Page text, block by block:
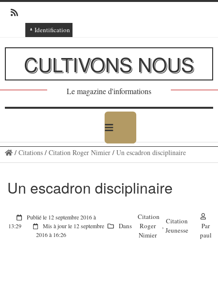
Identification
Connexion
Connexion via Facebook
Inscription
Ajout texte ou poème
CULTIVONS NOUS
Le magazine d'informations
/ Citations/ Citation Roger Nimier/ Un escadron disciplinaire
Un escadron disciplinaire
Publié le 12 septembre 2016 à
13:29
Mis à jour le 12 septembre
2016 à 16:26
Dans
Citation
Roger
Nimier
,
Citation
Jeunesse
Par
paul